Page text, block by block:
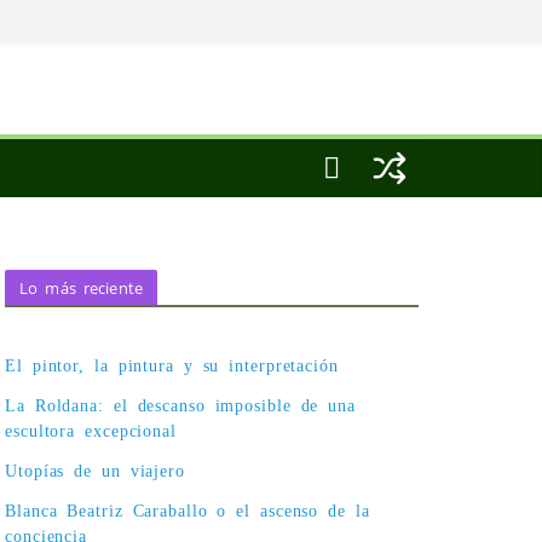
Lo más reciente
El pintor, la pintura y su interpretación
La Roldana: el descanso imposible de una
escultora excepcional
Utopías de un viajero
Blanca Beatriz Caraballo o el ascenso de la
conciencia